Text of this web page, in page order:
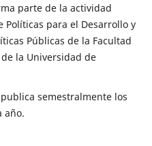
parte de la actividad
para el Desarrollo y
Públicas de la Facultad
la Universidad de
semestralmente los
año.